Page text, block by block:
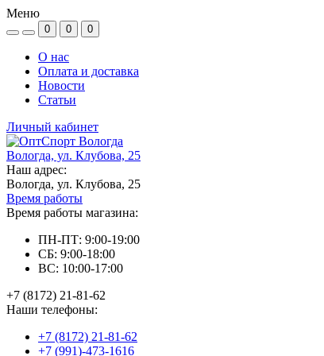
Меню
0 0 0
О нас
Оплата и доставка
Новости
Статьи
Личный кабинет
Вологда, ул. Клубова, 25
Наш адрес:
Вологда, ул. Клубова, 25
Время работы
Время работы магазина:
ПН-ПТ: 9:00-19:00
СБ: 9:00-18:00
ВС: 10:00-17:00
+7 (8172) 21-81-62
Наши телефоны:
+7 (8172) 21-81-62
+7 (991)-473-1616